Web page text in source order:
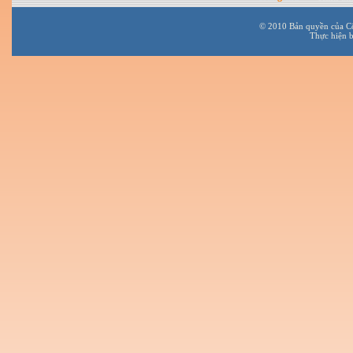
© 2010 Bản quyền của
Thực hiện